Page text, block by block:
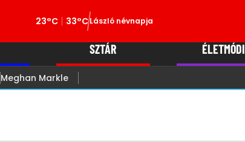
23°C 33°CLászló névnapja
SZTÁR ÉLETMÓDI
Meghan Markle